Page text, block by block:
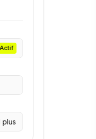
Actif
plus